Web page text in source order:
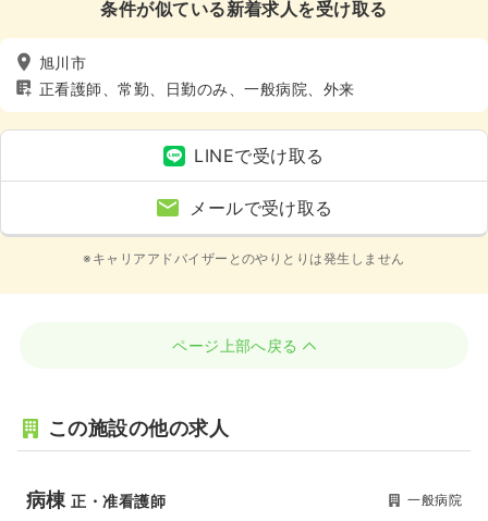
条件が似ている新着求人を受け取る
旭川市
正看護師、常勤、日勤のみ、一般病院、外来
LINEで受け取る
メールで受け取る
※キャリアアドバイザーとのやりとりは発生しません
ページ上部へ戻る
この施設の他の求人
病棟正・准看護師 一般病院